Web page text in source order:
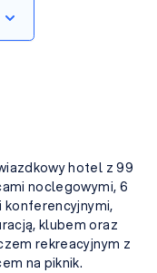
hotel z 99
noclegowymi, 6
konferencyjnymi,
klubem oraz
rekreacyjnym z
na piknik.